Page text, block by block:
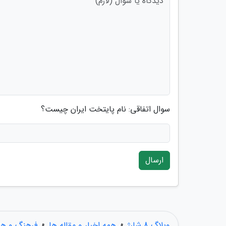
سوال اتفاقی: نام پایتخت ایران چیست؟
ارسال